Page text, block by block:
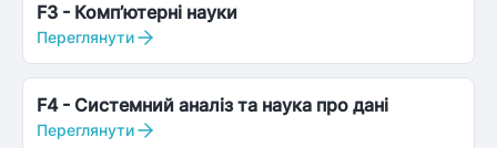
F3 - Комп’ютерні науки
Переглянути
F4- Системний аналіз та наука про дані
Переглянути